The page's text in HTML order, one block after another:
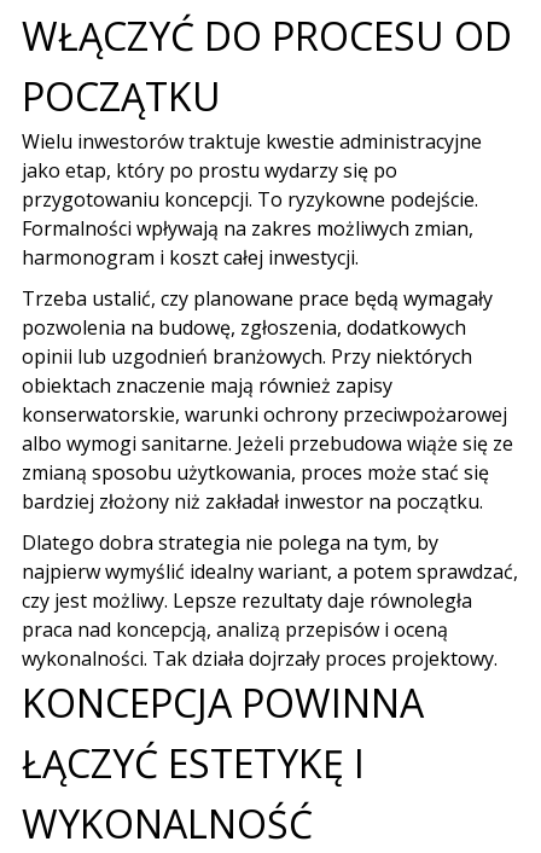
WŁĄCZYĆ DO PROCESU OD
POCZĄTKU
Wielu inwestorów traktuje kwestie administracyjne
jako etap, który po prostu wydarzy się po
przygotowaniu koncepcji. To ryzykowne podejście.
Formalności wpływają na zakres możliwych zmian,
harmonogram i koszt całej inwestycji.
Trzeba ustalić, czy planowane prace będą wymagały
pozwolenia na budowę, zgłoszenia, dodatkowych
opinii lub uzgodnień branżowych. Przy niektórych
obiektach znaczenie mają również zapisy
konserwatorskie, warunki ochrony przeciwpożarowej
albo wymogi sanitarne. Jeżeli przebudowa wiąże się ze
zmianą sposobu użytkowania, proces może stać się
bardziej złożony niż zakładał inwestor na początku.
Dlatego dobra strategia nie polega na tym, by
najpierw wymyślić idealny wariant, a potem sprawdzać,
czy jest możliwy. Lepsze rezultaty daje równoległa
praca nad koncepcją, analizą przepisów i oceną
wykonalności. Tak działa dojrzały proces projektowy.
KONCEPCJA POWINNA
ŁĄCZYĆ ESTETYKĘ I
WYKONALNOŚĆ